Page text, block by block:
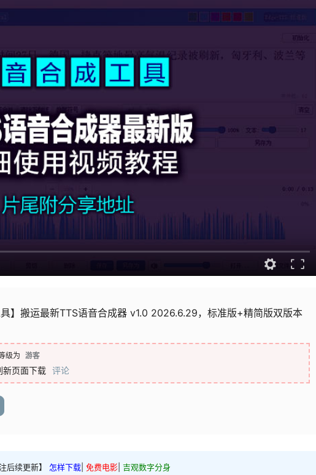
具】搬运最新TTS语音合成器 v1.0 2026.6.29，标准版+精简版双版本
级为 游客
新页面下载 评论
后续更新】 怎样下载 免费电影 吉观数字分身